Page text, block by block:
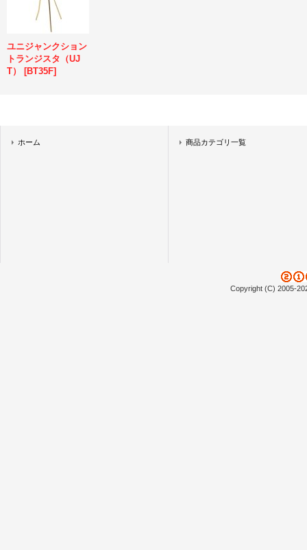
ユニジャンクション
トランジスタ（UJ
T）
[BT35F]
ホーム 商品カテゴリ一覧
Copyright (C) 2005-